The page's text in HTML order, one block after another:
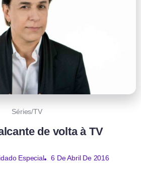
Séries/TV
de volta à TV
Especial 6 De Abril De 2016